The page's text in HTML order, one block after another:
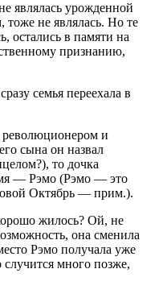
являлась урожденной
тоже не являлась. Но те
остались в памяти на
признанию,
семья переехала в
и
сына он назвал
то дочка
— Рэмо (Рэмо — это
Октябрь — прим.).
жилось? Ой, не
она сменила
Рэмо получала уже
много позже,